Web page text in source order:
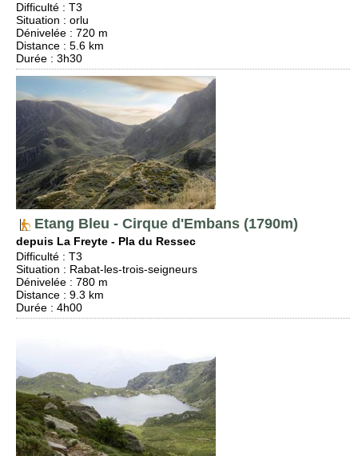
Difficulté : T3
Situation : orlu
Dénivelée : 720 m
Distance : 5.6 km
Durée : 3h30
Etang Bleu - Cirque d'Embans (1790m)
depuis La Freyte - Pla du Ressec
Difficulté : T3
Situation : Rabat-les-trois-seigneurs
Dénivelée : 780 m
Distance : 9.3 km
Durée : 4h00